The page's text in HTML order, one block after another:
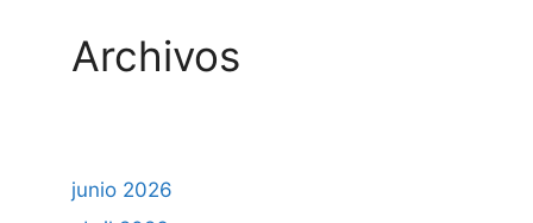
Archivos
junio 2026